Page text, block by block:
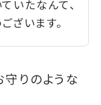
いたなんて、
ざいます。
守りのような